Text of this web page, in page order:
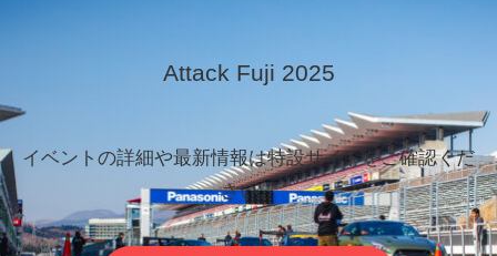
Attack Fuji 2025
イベントの詳細や最新情報は特設サイトをご確認くだ
さい。